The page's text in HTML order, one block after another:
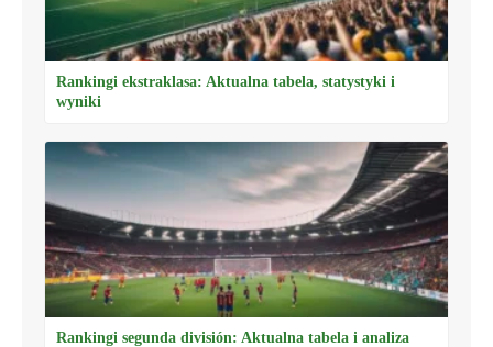
Rankingi ekstraklasa: Aktualna tabela, statystyki i
wyniki
Rankingi segunda división: Aktualna tabela i analiza